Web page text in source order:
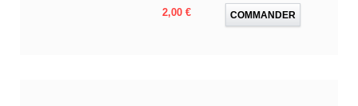
Prix
2,00 € COMMANDER